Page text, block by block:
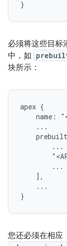
必须将这些目标
中，如
块所示：
apex {
name:
    ...
        ...
        ...
    ],
    ...
您还必须在相应